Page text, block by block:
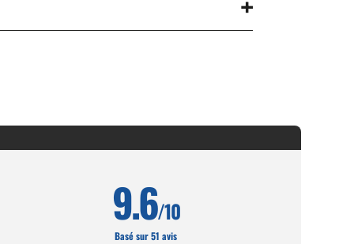
9.6/10
Basé sur 51 avis